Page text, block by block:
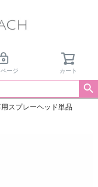
ージ カート
スプレーヘッド単品